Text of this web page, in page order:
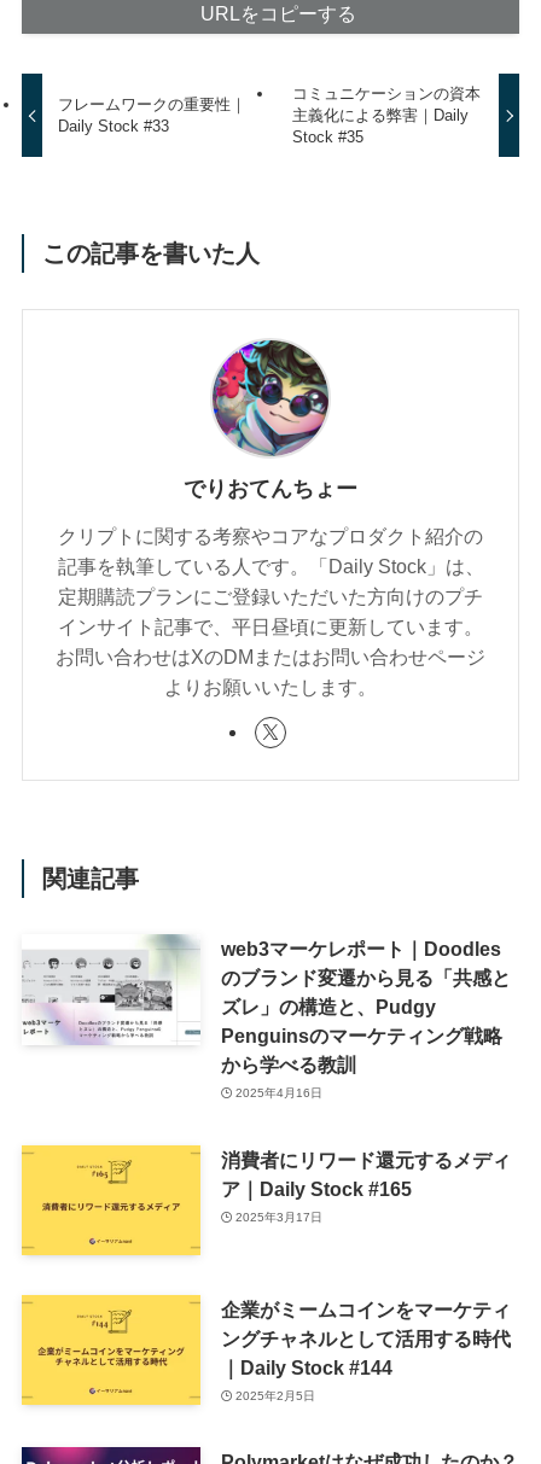
URLをコピーする
フレームワークの重要性｜
Daily Stock #33
コミュニケーションの資本
主義化による弊害｜Daily
Stock #35
この記事を書いた人
でりおてんちょー
クリプトに関する考察やコアなプロダクト紹介の
記事を執筆している人です。「Daily Stock」は、
定期購読プランにご登録いただいた方向けのプチ
インサイト記事で、平日昼頃に更新しています。
お問い合わせはXのDMまたはお問い合わせページ
よりお願いいたします。
関連記事
web3マーケレポート｜Doodles
のブランド変遷から見る「共感と
ズレ」の構造と、Pudgy
Penguinsのマーケティング戦略
から学べる教訓
2025年4月16日
消費者にリワード還元するメディ
ア｜Daily Stock #165
2025年3月17日
企業がミームコインをマーケティ
ングチャネルとして活用する時代
｜Daily Stock #144
2025年2月5日